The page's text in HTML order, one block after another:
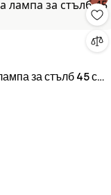
за стълб 45 см